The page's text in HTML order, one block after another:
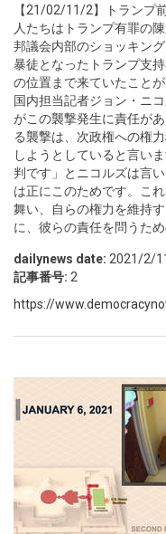
【21/02/11/2】トランプ
人たちはトランプ有罪の
邦議会内部のショッキン
暴徒となったトランプ支
の位置まで来ていたこと
国内担当記者ジョン・ニ
がこの襲撃発生に責任が
る襲撃は、次政権への権
しようとしていると言い
判です」とニコルズは言
は正にこのためです。こ
舞い、自らの権力を維持
に、彼らの責任を問うため
dailynews date: 2021/2/
記事番号: 2
https://